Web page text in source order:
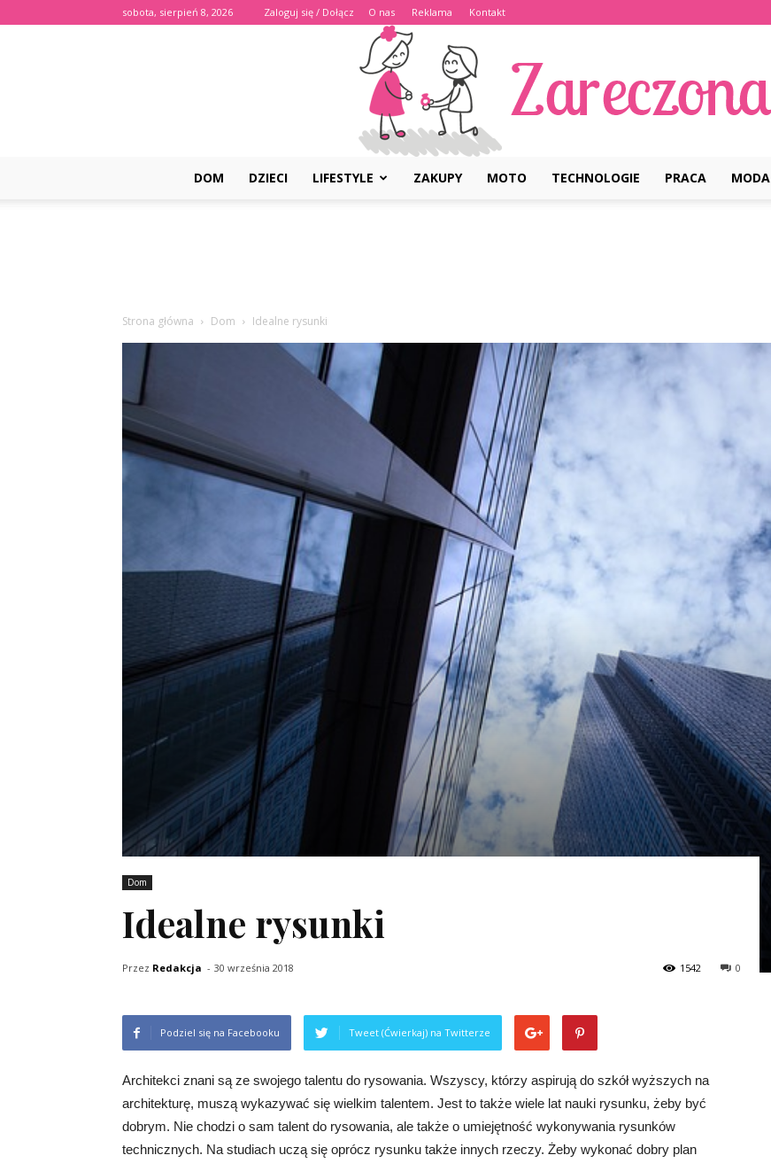
sobota, sierpień 8, 2026 Zaloguj się / Dołącz O nas Reklama Kontakt
DOM DZIECI LIFESTYLE ZAKUPY MOTO TECHNOLOGIE PRACA MODA
Strona główna Dom Idealne rysunki
Dom
Idealne rysunki
Przez Redakcja - 30 września 2018 0
1542
Podziel się na Facebooku Tweet (Ćwierkaj) na Twitterze
Architekci znani są ze swojego talentu do rysowania. Wszyscy, którzy aspirują do szkół wyższych na
architekturę, muszą wykazywać się wielkim talentem. Jest to także wiele lat nauki rysunku, żeby być
dobrym. Nie chodzi o sam talent do rysowania, ale także o umiejętność wykonywania rysunków
technicznych. Na studiach uczą się oprócz rysunku także innych rzeczy. Żeby wykonać dobry plan